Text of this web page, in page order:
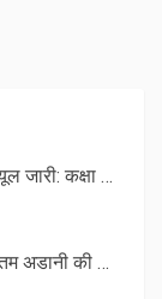
CBSE बोर्ड परीक्षा 2026 का शेड्यूल जारी: कक्षा 10-12 की परीक्षाएँ 17 फरवरी से
26/11 मुंबई आतंकवादी हमला: गौतम अडानी की ताज होटल में मौत से बचने की दास्तान